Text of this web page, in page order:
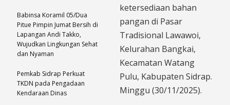
ketersediaan bahan
pangan di Pasar
Tradisional Lawawoi,
Kelurahan Bangkai,
Kecamatan Watang
Pulu, Kabupaten Sidrap.
Minggu (30/11/2025).
Babinsa Koramil 05/Dua
Pitue Pimpin Jumat Bersih di
Lapangan Andi Takko,
Wujudkan Lingkungan Sehat
dan Nyaman
Pemkab Sidrap Perkuat
TKDN pada Pengadaan
Kendaraan Dinas